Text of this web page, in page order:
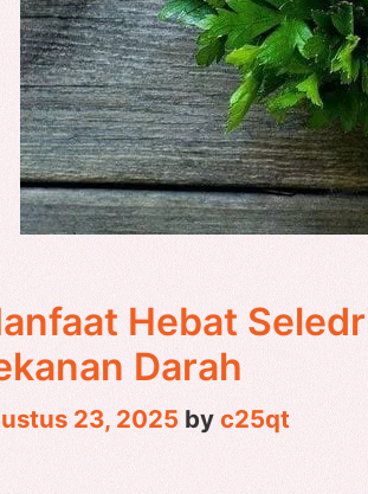
Hebat
Darah
23, 2025 by c25qt